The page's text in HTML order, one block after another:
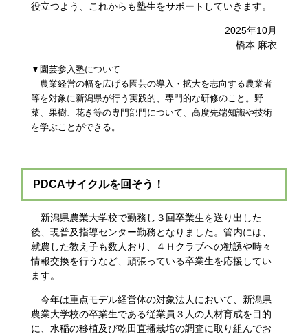
役立つよう、これからも塾生をサポートしていきます。
2025年10月
橋本 麻衣
▼園芸参入塾について
農業経営の幅を広げる園芸の導入・拡大を志向する農業者
等を対象に新潟県が行う実践的、専門的な研修のこと。野
菜、果樹、花き等の専門部門について、高度先端知識や技術
を学ぶことができる。
PDCAサイクルを回そう！
新潟県農業大学校で勤務し３回卒業生を送り出した
後、現普及指導センター勤務となりました。管内には、
就農した教え子も数人おり、４Ｈクラブへの勧誘や時々
情報交換を行うなど、頑張っている卒業生を応援してい
ます。
今年は重点モデル経営体の対象法人において、新潟県
農業大学校の卒業生である従業員３人の人材育成を目的
に、水稲の移植及び乾田直播栽培の調査に取り組んでお